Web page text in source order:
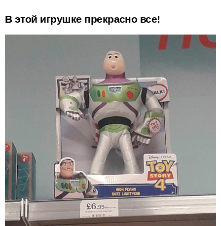
В этой игрушке прекрасно все!